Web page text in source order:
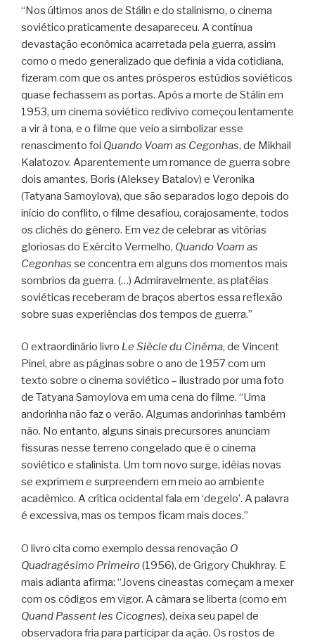
“Nos últimos anos de Stálin e do stalinismo, o cinema
soviético praticamente desapareceu. A contínua
devastação econômica acarretada pela guerra, assim
como o medo generalizado que definia a vida cotidiana,
fizeram com que os antes prósperos estúdios soviéticos
quase fechassem as portas. Após a morte de Stálin em
1953, um cinema soviético redivivo começou lentamente
a vir à tona, e o filme que veio a simbolizar esse
renascimento foi Quando Voam as Cegonhas, de Mikhail
Kalatozov. Aparentemente um romance de guerra sobre
dois amantes, Boris (Aleksey Batalov) e Veronika
(Tatyana Samoylova), que são separados logo depois do
início do conflito, o filme desafiou, corajosamente, todos
os clichês do gênero. Em vez de celebrar as vitórias
gloriosas do Exército Vermelho, Quando Voam as
Cegonhas se concentra em alguns dos momentos mais
sombrios da guerra. (…) Admiravelmente, as platéias
soviéticas receberam de braços abertos essa reflexão
sobre suas experiências dos tempos de guerra.”
O extraordinário livro Le Siècle du Cinéma, de Vincent
Pinel, abre as páginas sobre o ano de 1957 com um
texto sobre o cinema soviético – ilustrado por uma foto
de Tatyana Samoylova em uma cena do filme. “Uma
andorinha não faz o verão. Algumas andorinhas também
não. No entanto, alguns sinais precursores anunciam
fissuras nesse terreno congelado que é o cinema
soviético e stalinista. Um tom novo surge, idéias novas
se exprimem e surpreendem em meio ao ambiente
acadêmico. A crítica ocidental fala em ‘degelo’. A palavra
é excessiva, mas os tempos ficam mais doces.”
O livro cita como exemplo dessa renovação O
Quadragésimo Primeiro(1956), de Grigory Chukhray. E
mais adianta afirma: “Jovens cineastas começam a mexer
com os códigos em vigor. A câmara se liberta (como em
Quand Passent les Cicognes), deixa seu papel de
observadora fria para participar da ação. Os rostos de